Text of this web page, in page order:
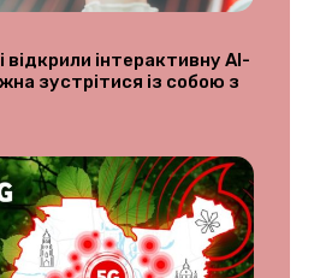
відкрили інтерактивну AI-
зустрітися із собою з